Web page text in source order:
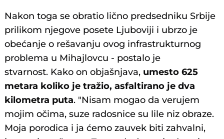
Nakon toga se obratio lično predsedniku Srbije
prilikom njegove posete Ljuboviji i ubrzo je
obećanje o rešavanju ovog infrastrukturnog
problema u Mihajlovcu - postalo je
stvarnost. Kako on objašnjava, umesto 625
metara koliko je tražio, asfaltirano je dva
kilometra puta. "Nisam mogao da verujem
mojim očima, suze radosnice su lile niz obraze.
Moja porodica i ja ćemo zauvek biti zahvalni,